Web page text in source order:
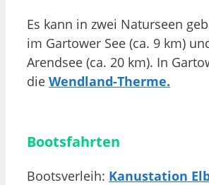
Es kann in zwei Naturseen
im Gartower See (ca. 9 km)
Arendsee (ca. 20 km). In
die Wendland-Therme.
Bootsfahrten
Bootsverleih: Kanustation